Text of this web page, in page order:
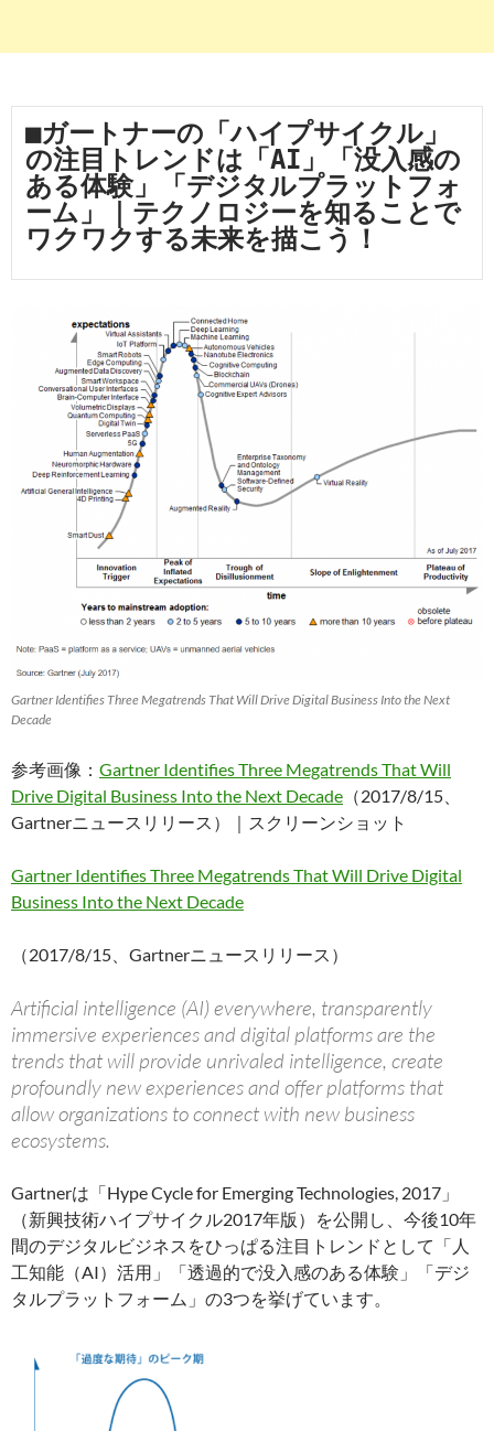
■ガートナーの「ハイプサイクル」
の注目トレンドは「AI」「没入感の
ある体験」「デジタルプラットフォ
ーム」｜テクノロジーを知ることで
ワクワクする未来を描こう！
Gartner Identifies Three Megatrends That Will Drive Digital Business Into the Next
Decade
参考画像： Gartner Identifies Three Megatrends That Will
Drive Digital Business Into the Next Decade （2017/8/15、
Gartnerニュースリリース）｜スクリーンショット
Gartner Identifies Three Megatrends That Will Drive Digital
Business Into the Next Decade
（2017/8/15、Gartnerニュースリリース）
Artificial intelligence (AI) everywhere, transparently
immersive experiences and digital platforms are the
trends that will provide unrivaled intelligence, create
profoundly new experiences and offer platforms that
allow organizations to connect with new business
ecosystems.
Gartnerは「Hype Cycle for Emerging Technologies, 2017」
（新興技術ハイプサイクル2017年版）を公開し、今後10年
間のデジタルビジネスをひっぱる注目トレンドとして「人
工知能（AI）活用」「透過的で没入感のある体験」「デジ
タルプラットフォーム」の3つを挙げています。